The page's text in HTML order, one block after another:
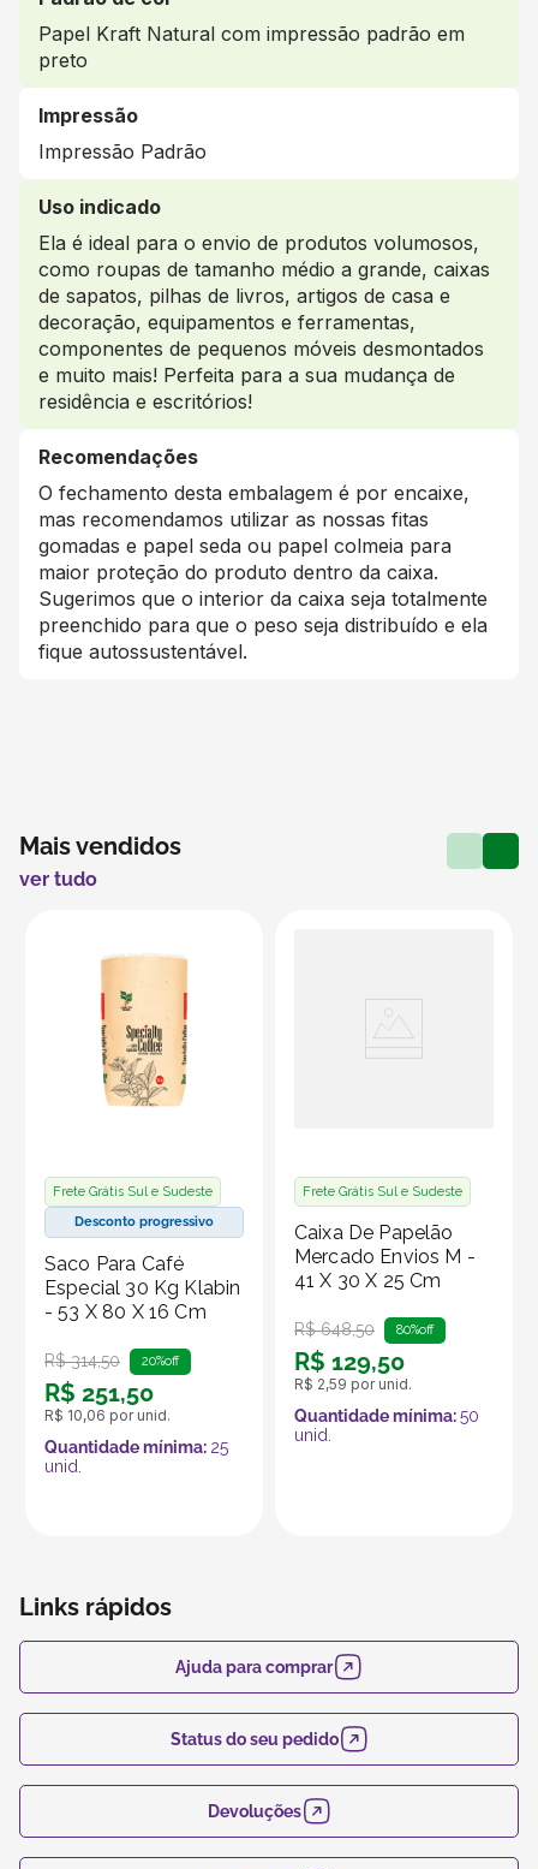
Papel Kraft Natural com impressão padrão em
preto
Impressão
Impressão Padrão
Uso indicado
Ela é ideal para o envio de produtos volumosos,
como roupas de tamanho médio a grande, caixas
de sapatos, pilhas de livros, artigos de casa e
decoração, equipamentos e ferramentas,
componentes de pequenos móveis desmontados
e muito mais! Perfeita para a sua mudança de
residência e escritórios!
Recomendações
O fechamento desta embalagem é por encaixe,
mas recomendamos utilizar as nossas fitas
gomadas e papel seda ou papel colmeia para
maior proteção do produto dentro da caixa.
Sugerimos que o interior da caixa seja totalmente
preenchido para que o peso seja distribuído e ela
fique autossustentável.
Frete Grátis Sul e Sudeste
Desconto progressivo
Saco Para Café
Especial 30 Kg Klabin
- 53 X 80 X 16 Cm
R$ 314,50 20%off
R$ 251,50
R$ 10,06 por unid.
Quantidade mínima: 25
unid.
Frete Grátis Sul e Sudeste
Caixa De Papelão
Mercado Envios M -
41 X 30 X 25 Cm
R$ 648,50 80%off
R$ 129,50
R$ 2,59 por unid.
Quantidade mínima:50
unid.
Mais vendidos
ver tudo
Links rápidos
Ajuda para comprar
Status do seu pedido
Devoluções